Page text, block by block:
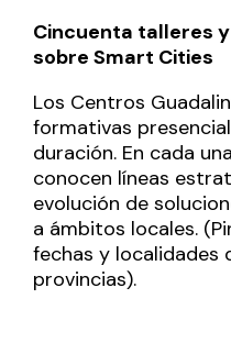
Cincuenta talleres
sobre Smart Cities
Los Centros
formativas
duración. En cada
conocen líneas
evolución de
a ámbitos locales. (
fechas y localidades
provincias).